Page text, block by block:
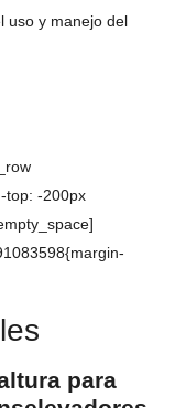
uso y manejo del
top: -200px
para